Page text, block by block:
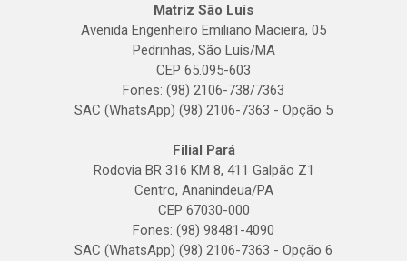
Matriz São Luís
Avenida Engenheiro Emiliano Macieira, 05
Pedrinhas, São Luís/MA
CEP 65.095-603
Fones: (98) 2106-738/7363
SAC (WhatsApp) (98) 2106-7363 - Opção 5
Filial Pará
Rodovia BR 316 KM 8, 411 Galpão Z1
Centro, Ananindeua/PA
CEP 67030-000
Fones: (98) 98481-4090
SAC (WhatsApp) (98) 2106-7363 - Opção 6